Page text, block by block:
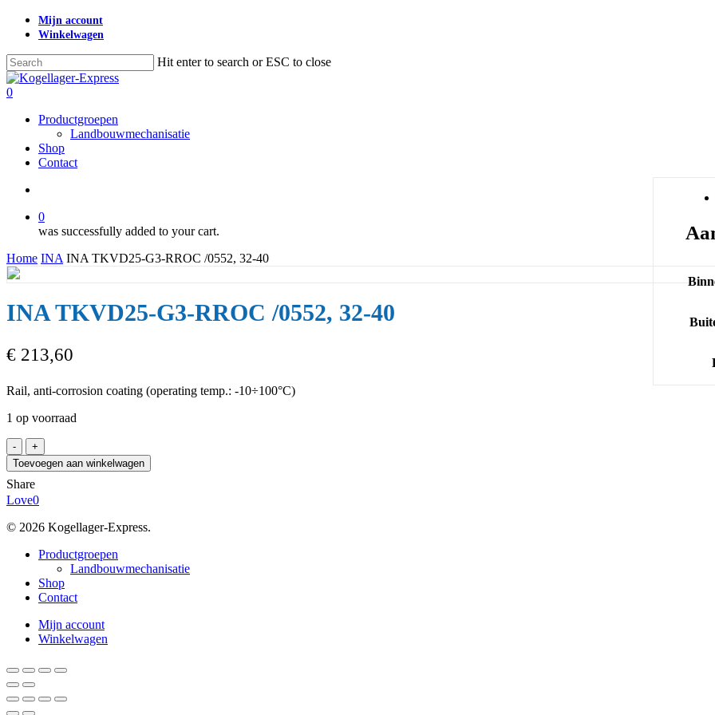
Skip
content
Mijn account
Winkelwagen
Hit enter to search or ESC to close
Close
Search
search
0
Productgroepen
Landbouwmechanisatie
Shop
Contact
0
was successfully added to your cart.
Home INA INA TKVD25-G3-RROC /0552, 32-40
INA TKVD25-G3-RROC /0552, 32-40
€ 213,60
Rail, anti-corrosion coating (operating temp.: -10÷100°C)
1 op voorraad
INA
TKVD25-
G3-
RROC
/0552,
40
Toevoegen aan winkelwagen
Share
Love0
© 2026 Kogellager-Express.
Close
Productgroepen
Landbouwmechanisatie
Shop
Contact
Mijn account
Winkelwagen